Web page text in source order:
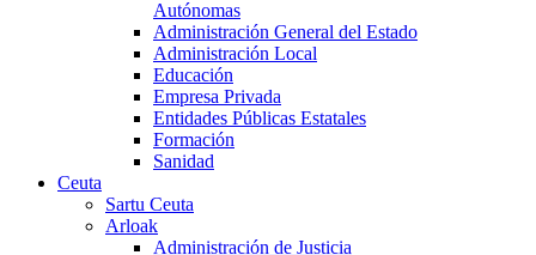
Autónomas
Administración General del Estado
Administración Local
Educación
Empresa Privada
Entidades Públicas Estatales
Formación
Sanidad
Ceuta
Sartu Ceuta
Arloak
Administración de Justicia